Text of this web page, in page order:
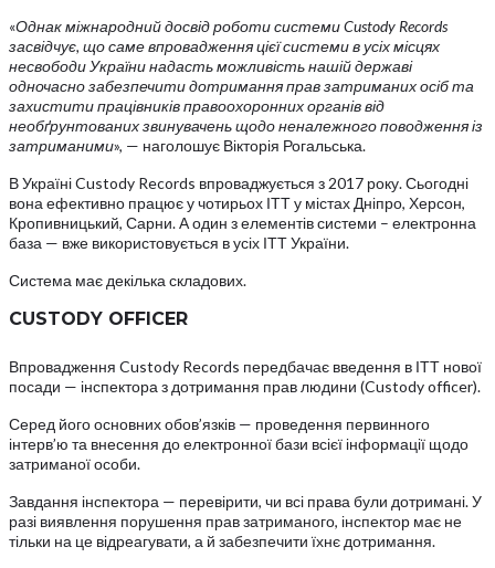
«Однак міжнародний досвід роботи системи Custody Records
засвідчує, що саме впровадження цієї системи в усіх місцях
несвободи України надасть можливість нашій державі
одночасно забезпечити дотримання прав затриманих осіб та
захистити працівників правоохоронних органів від
необґрунтованих звинувачень щодо неналежного поводження із
затриманими», — наголошує Вікторія Рогальська.
В Україні Custody Records впроваджується з 2017 року. Сьогодні
вона ефективно працює у чотирьох ІТТ у містах Дніпро, Херсон,
Кропивницький, Сарни. А один з елементів системи – електронна
база — вже використовується в усіх ІТТ України.
Система має декілька складових.
CUSTODY OFFICER
Впровадження Custody Records передбачає введення в ІТТ нової
посади — інспектора з дотримання прав людини (Custody officer).
Серед його основних обов’язків — проведення первинного
інтерв’ю та внесення до електронної бази всієї інформації щодо
затриманої особи.
Завдання інспектора — перевірити, чи всі права були дотримані. У
разі виявлення порушення прав затриманого, інспектор має не
тільки на це відреагувати, а й забезпечити їхнє дотримання.